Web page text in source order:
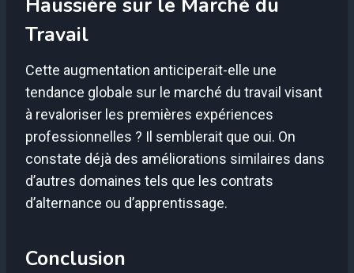
Travail
Cette augmentation anticiperait-elle une
tendance globale sur le marché du travail visant
à revaloriser les premières expériences
professionnelles ? Il semblerait que oui. On
constate déjà des améliorations similaires dans
d’autres domaines tels que les contrats
d’alternance ou d’apprentissage.
Conclusion